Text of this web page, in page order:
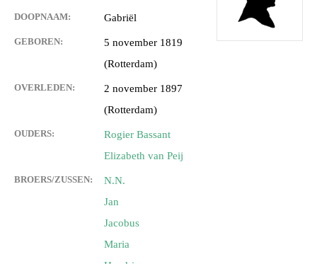
DOOPNAAM: Gabriël
GEBOREN:
5 november 1819
(Rotterdam)
OVERLEDEN:
2 november 1897
(Rotterdam)
OUDERS:
Rogier Bassant
Elizabeth van Peij
BROERS/ZUSSEN:
N.N.
Jan
Jacobus
Maria